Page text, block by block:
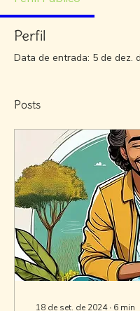
Perfil
Data de entrada: 5 de dez.
Posts
18 de set. de 2024∙ 6 min